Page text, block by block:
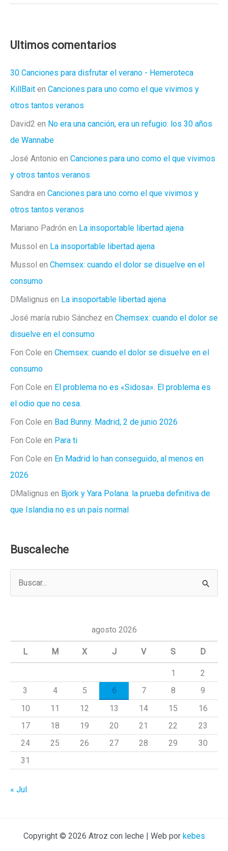
«la
Ultimos comentarios
30 Canciones para disfrutar el verano - Hemeroteca
KillBait en Canciones para uno como el que vivimos y
otros tantos veranos
David2 en No era una canción, era un refugio: los 30 años
de Wannabe
José Antonio en Canciones para uno como el que vivimos
y otros tantos veranos
Sandra en Canciones para uno como el que vivimos y
otros tantos veranos
Mariano Padrón en La insoportable libertad ajena
Mussol en La insoportable libertad ajena
Mussol en Chemsex: cuando el dolor se disuelve en el
consumo
DMalignus en La insoportable libertad ajena
José maría rubio Sánchez en Chemsex: cuando el dolor se
disuelve en el consumo
Fon Cole en Chemsex: cuando el dolor se disuelve en el
consumo
Fon Cole en El problema no es «Sidosa». El problema es
el odio que no cesa.
Fon Cole en Bad Bunny. Madrid, 2 de junio 2026
Fon Cole en Para ti
Fon Cole en En Madrid lo han conseguido, al menos en
2026
DMalignus en Björk y Yara Polana: la prueba definitiva de
que Islandia no es un país normal
Buscaleche
a
agosto 2026
L M X J V S D
1
2
3
4 5 6 7 8
9
10
11 12 13 14 15
16
17
18 19 20 21 22
23
24
25 26 27 28 29
30
31
« Jul
Copyright © 2026 Atroz con leche | Web por kebes